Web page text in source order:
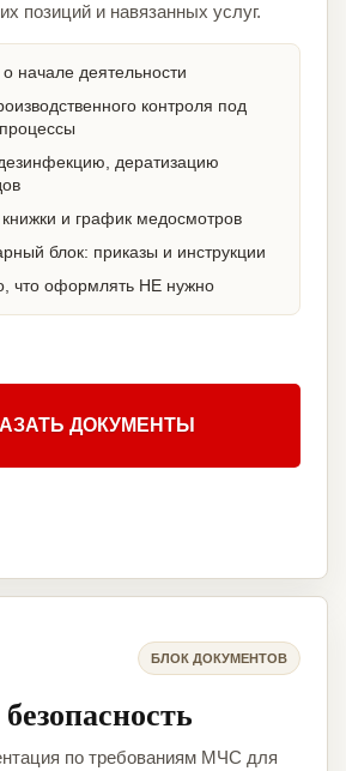
позиций и навязанных услуг.
начале деятельности
контроля под
дератизацию
и график медосмотров
блок: приказы и инструкции
что оформлять НЕ нужно
ДОКУМЕНТЫ
БЛОК ДОКУМЕНТОВ
по требованиям МЧС для